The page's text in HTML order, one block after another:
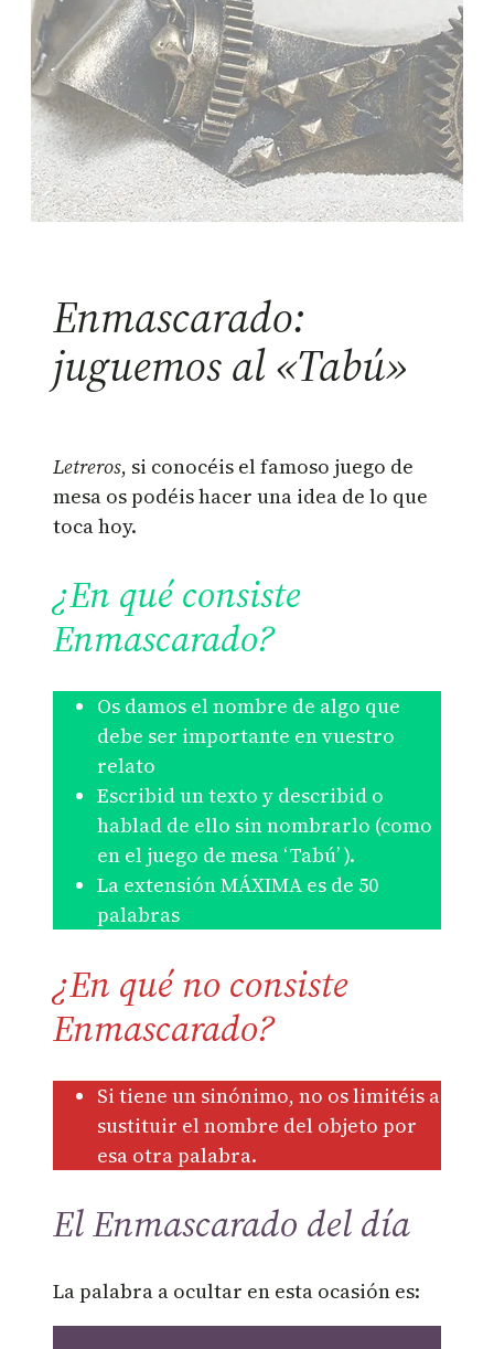
Enmascarado:
juguemos al «Tabú»
Letreros, si conocéis el famoso juego de
mesa os podéis hacer una idea de lo que
toca hoy.
¿En qué consiste
Enmascarado?
Os damos el nombre de algo que
debe ser importante en vuestro
relato
Escribid un texto y describid o
hablad de ello sin nombrarlo (como
en el juego de mesa ‘Tabú’ ).
La extensión MÁXIMA es de 50
palabras
¿En qué no consiste
Enmascarado?
Si tiene un sinónimo, no os limitéis a
sustituir el nombre del objeto por
esa otra palabra.
El Enmascarado del día
La palabra a ocultar en esta ocasión es: